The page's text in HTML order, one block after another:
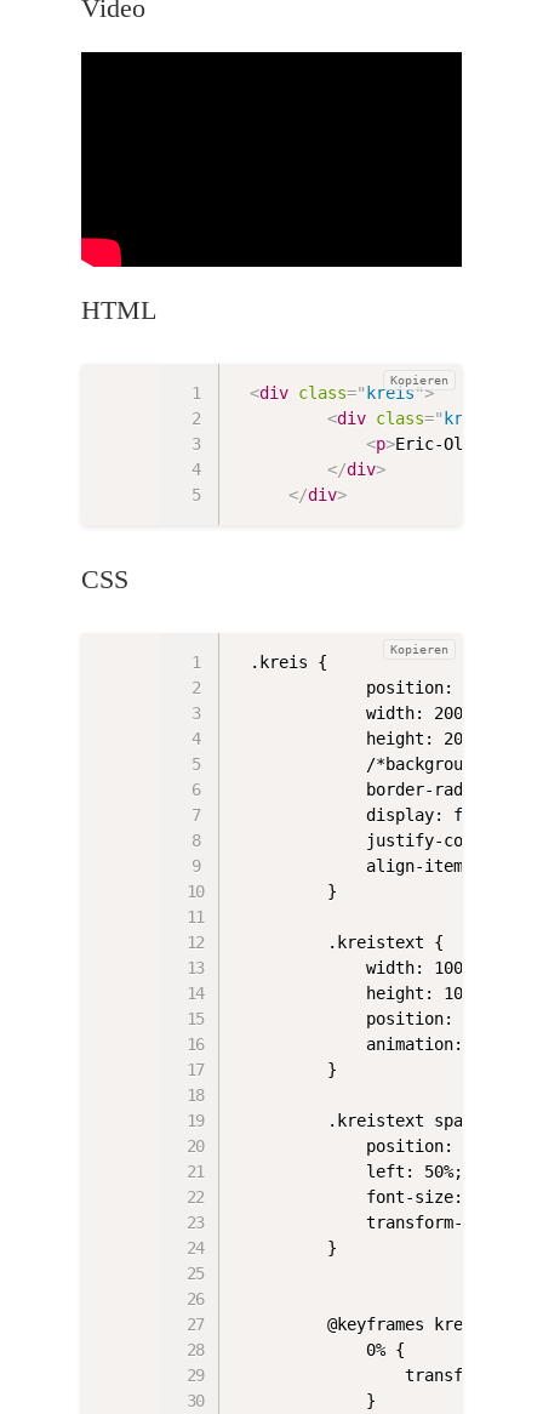
Video
HTML
Kopieren
<div class=" kreis">
<div class=" kreistext
<p>Eric-Oliver
</div>
</div>
CSS
Kopieren
.kreis {
position:
            width: 200px;
            height: 200px;
/*background:
border-radius:
            display: flex;
justify-content:
align-items:
        }
        .kreistext {
            width: 100%;
            height: 100%;
position:
animation:
        }
        .kreistext span {
position:
            left: 50%;
            font-size: 1.2rem;
transform-origin:
        }
        @keyframes kreisen {
            0% {
transform:
            }